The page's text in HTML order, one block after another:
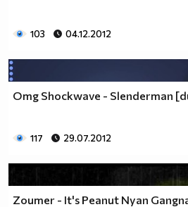
103 04.12.2012
Omg Shockwave - Slenderman
117 29.07.2012
Zoumer - It's Peanut Nyan